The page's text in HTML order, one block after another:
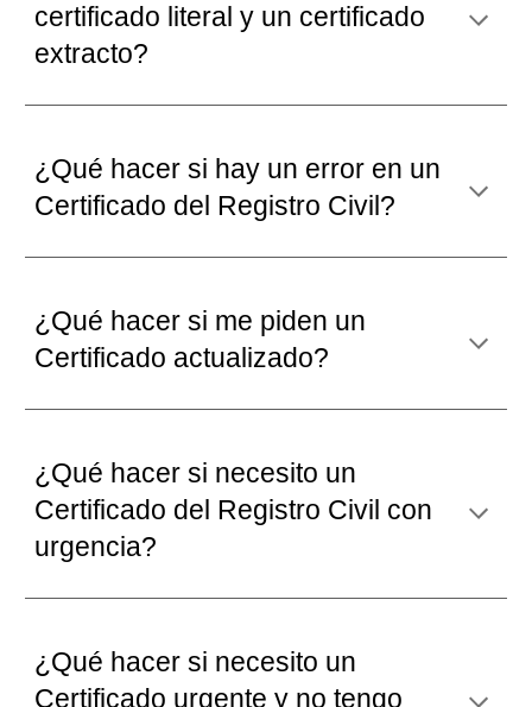
certificado literal y un certificado
extracto?
¿Qué hacer si hay un error en un
Certificado del Registro Civil?
¿Qué hacer si me piden un
Certificado actualizado?
¿Qué hacer si necesito un
Certificado del Registro Civil con
urgencia?
¿Qué hacer si necesito un
Certificado urgente y no tengo